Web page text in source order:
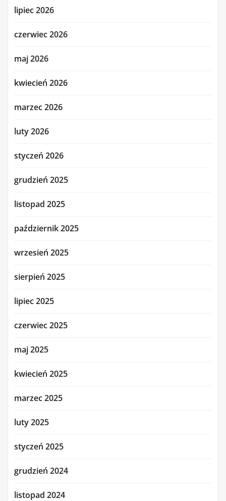
lipiec 2026
czerwiec 2026
maj 2026
kwiecień 2026
marzec 2026
luty 2026
styczeń 2026
grudzień 2025
listopad 2025
październik 2025
wrzesień 2025
sierpień 2025
lipiec 2025
czerwiec 2025
maj 2025
kwiecień 2025
marzec 2025
luty 2025
styczeń 2025
grudzień 2024
listopad 2024